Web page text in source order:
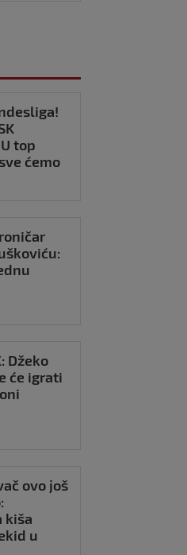
top
ćemo
Džeko
će igrati
ovo još
kiša
u